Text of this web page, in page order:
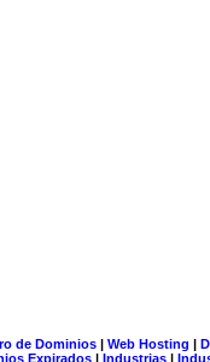
de Dominios| Web Hosting |
Expirados | Industrias |